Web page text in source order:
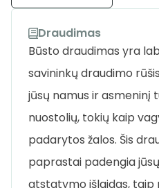
Draudimas
Būsto draudimas yra
savininkų draudimo
jūsų namus ir asmeninį
nuostolių, tokių kaip
padarytos žalos. Šis
paprastai padengia
atstatymo išlaidas, taip